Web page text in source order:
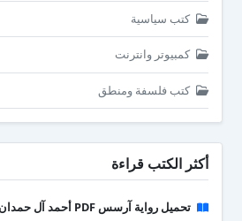
كتب سياسية
كمبيوتر وانترنت
كتب فلسفة ومنطق
أكثر الكتب قراءة
تحميل رواية آرسس PDF أحمد آل حمدان